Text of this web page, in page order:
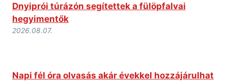
Dnyiprói túrázón segítettek a fülöpfalvai
hegyimentők
2026.08.07.
Napi fél óra olvasás akár évekkel hozzájárulhat